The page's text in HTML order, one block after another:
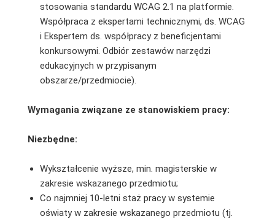
stosowania standardu WCAG 2.1 na platformie.
Współpraca z ekspertami technicznymi, ds. WCAG
i Ekspertem ds. współpracy z beneficjentami
konkursowymi. Odbiór zestawów narzędzi
edukacyjnych w przypisanym
obszarze/przedmiocie).
Wymagania związane ze stanowiskiem pracy:
Niezbędne:
Wykształcenie wyższe, min. magisterskie w
zakresie wskazanego przedmiotu;
Co najmniej 10-letni staż pracy w systemie
oświaty w zakresie wskazanego przedmiotu (tj.